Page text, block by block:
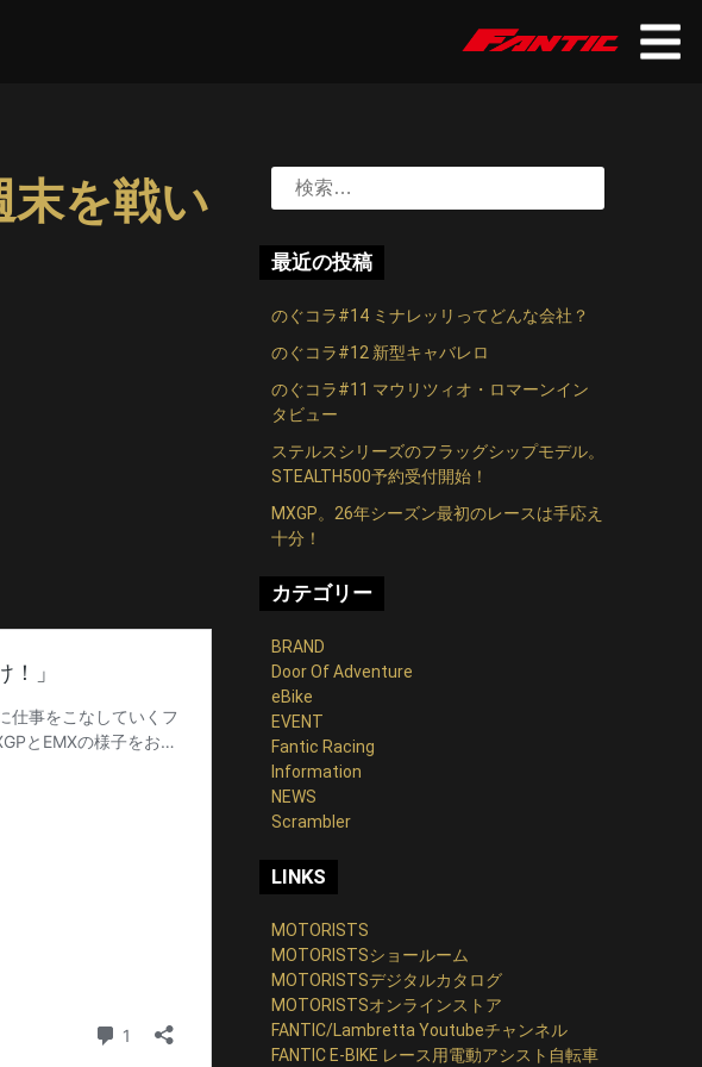
末を戦い
検
索:
最近の投稿
のぐコラ#14 ミナレッリってどんな会社？
のぐコラ#12 新型キャバレロ
のぐコラ#11 マウリツィオ・ロマーンイン
タビュー
ステルスシリーズのフラッグシップモデル。
STEALTH500予約受付開始！
MXGP。26年シーズン最初のレースは手応え
十分！
カテゴリー
BRAND
Door Of Adventure
eBike
EVENT
Fantic Racing
Information
NEWS
Scrambler
LINKS
MOTORISTS
MOTORISTSショールーム
MOTORISTSデジタルカタログ
MOTORISTSオンラインストア
FANTIC/Lambretta Youtubeチャンネル
FANTIC E-BIKE レース用電動アシスト自転車